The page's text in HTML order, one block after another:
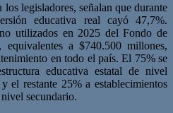
legisladores, señalan que durante
educativa real cayó 47,7%.
utilizados en 2025 del Fondo de
a $740.500 millones,
en todo el país. El 75% se
educativa estatal de nivel
el restante 25% a establecimientos
secundario.